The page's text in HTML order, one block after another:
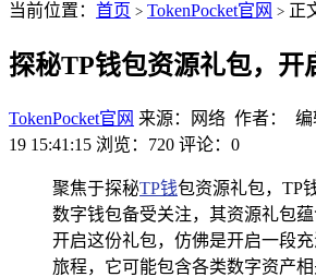
当前位置： 首页 > TokenPocket官网 > 正
探秘TP钱包资源礼包，开
TokenPocket官网 来源：网络 作者： 编
19 15:41:15 浏览：720 评论：0
聚焦于探秘TP钱包资源礼包，TP
数字钱包备受关注，其资源礼包蕴
开启这份礼包，仿佛是开启一段
旅程，它可能包含各类数字资产